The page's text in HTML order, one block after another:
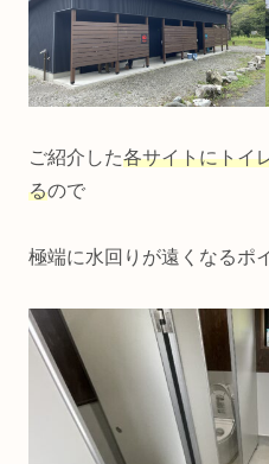
ご紹介した各サイトにトイ
るので
極端に水回りが遠くなるポ